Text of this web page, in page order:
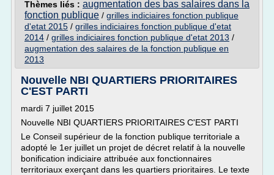
Thèmes liés : augmentation des bas salaires dans la
fonction publique / grilles indiciaires fonction publique
d'etat 2015 / grilles indiciaires fonction publique d'etat
2014 / grilles indiciaires fonction publique d'etat 2013 /
augmentation des salaires de la fonction publique en
2013
Nouvelle NBI QUARTIERS PRIORITAIRES
C'EST PARTI
mardi 7 juillet 2015
Nouvelle NBI QUARTIERS PRIORITAIRES C'EST PARTI
Le Conseil supérieur de la fonction publique territoriale a
adopté le 1er juillet un projet de décret relatif à la nouvelle
bonification indiciaire attribuée aux fonctionnaires
territoriaux exerçant dans les quartiers prioritaires. Le texte